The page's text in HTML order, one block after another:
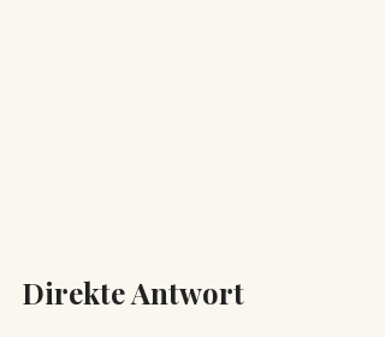
Direkte Antwort